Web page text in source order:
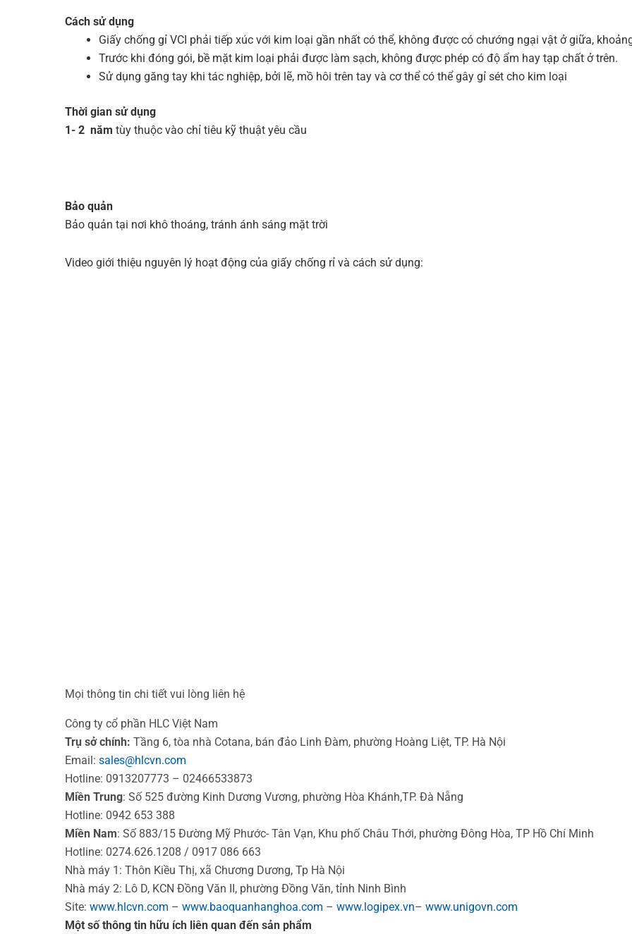
Cách sử dụng
Giấy chống gỉ VCI phải tiếp xúc với kim loại gần nhất có thể, không được có chướng ngại vật ở giữa,
Trước khi đóng gói, bề mặt kim loại phải được làm sạch, không được phép có độ ẩm hay tạp chất ở trên.
Sử dụng găng tay khi tác nghiệp, bởi lẽ, mồ hôi trên tay và cơ thể có thể gây gỉ sét cho kim loại
Thời gian sử dụng
1- 2 năm tùy thuộc vào chỉ tiêu kỹ thuật yêu cầu
Bảo quản
Bảo quản tại nơi khô thoáng, tránh ánh sáng mặt trời
Video giới thiệu nguyên lý hoạt động của giấy chống rỉ và cách sử dụng:
Mọi thông tin chi tiết vui lòng liên hệ
Công ty cổ phần HLC Việt Nam
Trụ sở chính: Tầng 6, tòa nhà Cotana, bán đảo Linh Đàm, phường Hoàng Liệt, TP. Hà Nội
Email: sales@hlcvn.com
Hotline: 0913207773 – 02466533873
Miền Trung: Số 525 đường Kinh Dương Vương, phường Hòa Khánh,TP. Đà Nẵng
Hotline: 0942 653 388
Miền Nam: Số 883/15 Đường Mỹ Phước- Tân Vạn, Khu phố Châu Thới, phường Đông Hòa, TP Hồ Chí Minh
Hotline: 0274.626.1208 / 0917 086 663
Nhà máy 1: Thôn Kiều Thị, xã Chương Dương, Tp Hà Nội
Nhà máy 2: Lô D, KCN Đồng Văn II, phường Đồng Văn, tỉnh Ninh Bình
Site: www.hlcvn.com – www.baoquanhanghoa.com – www.logipex.vn– www.unigovn.com
Một số thông tin hữu ích liên quan đến sản phẩm